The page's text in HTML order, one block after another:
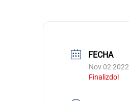
FECHA
Nov 02 2022
Finalizdo!